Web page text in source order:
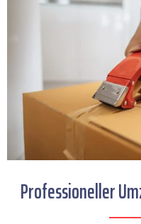
Professioneller